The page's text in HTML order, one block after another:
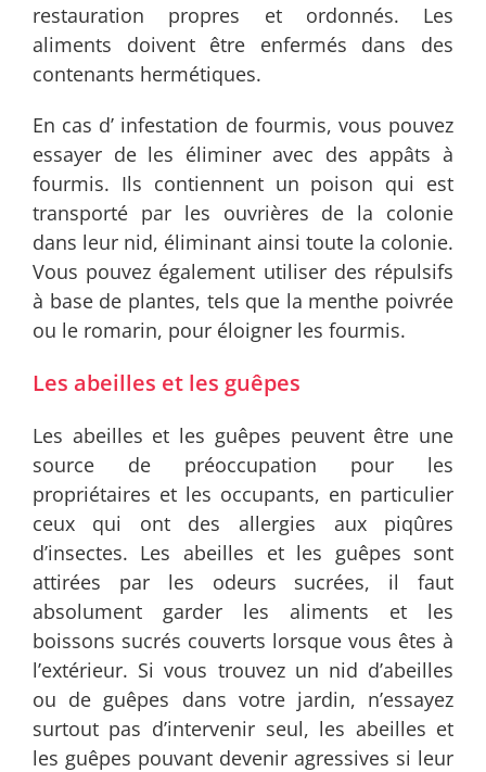
restauration propres et ordonnés. Les
aliments doivent être enfermés dans des
contenants hermétiques.
En cas d’ infestation de fourmis, vous pouvez
essayer de les éliminer avec des appâts à
fourmis. Ils contiennent un poison qui est
transporté par les ouvrières de la colonie
dans leur nid, éliminant ainsi toute la colonie.
Vous pouvez également utiliser des répulsifs
à base de plantes, tels que la menthe poivrée
ou le romarin, pour éloigner les fourmis.
Les abeilles et les guêpes
Les abeilles et les guêpes peuvent être une
source de préoccupation pour les
propriétaires et les occupants, en particulier
ceux qui ont des allergies aux piqûres
d’insectes. Les abeilles et les guêpes sont
attirées par les odeurs sucrées, il faut
absolument garder les aliments et les
boissons sucrés couverts lorsque vous êtes à
l’extérieur. Si vous trouvez un nid d’abeilles
ou de guêpes dans votre jardin, n’essayez
surtout pas d’intervenir seul, les abeilles et
les guêpes pouvant devenir agressives si leur